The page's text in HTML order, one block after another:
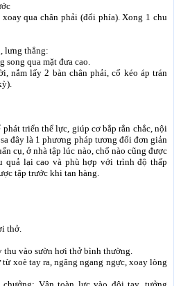
qua chân phải (đổi phía). Xong 1 chu
lưng thẳng:
song qua mặt đưa cao.
nắm lấy 2 bàn chân phải, cố kéo áp trán
triển thể lực, giúp cơ bắp rắn chắc, nội
đây là 1 phương pháp tương đối đơn giản
cụ, ở nhà tập lúc nào, chổ nào cũng được
quả lại cao và phù hợp với trình độ thấp
tập trước khi tan hàng.
thở.
thu vào sườn hơi thở bình thường.
xoè tay ra, ngâng ngang ngực, xoay lòng